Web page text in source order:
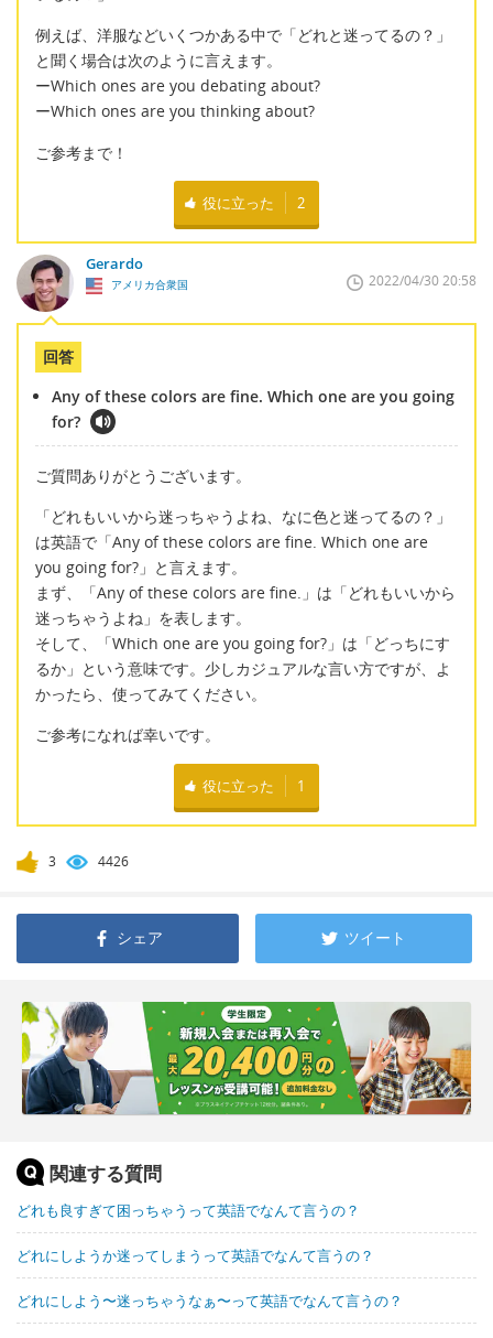
例えば、洋服などいくつかある中で「どれと迷ってるの？」
と聞く場合は次のように言えます。
ーWhich ones are you debating about?
ーWhich ones are you thinking about?
ご参考まで！
役に立った 2
Gerardo
アメリカ合衆国 2022/04/30 20:58
回答
Any of these colors are fine. Which one are you going
for?
ご質問ありがとうございます。
「どれもいいから迷っちゃうよね、なに色と迷ってるの？」
は英語で「Any of these colors are fine. Which one are
you going for?」と言えます。
まず、「Any of these colors are fine.」は「どれもいいから
迷っちゃうよね」を表します。
そして、「Which one are you going for?」は「どっちにす
るか」という意味です。少しカジュアルな言い方ですが、よ
かったら、使ってみてください。
ご参考になれば幸いです。
役に立った 1
3 4426
シェア ツイート
関連する質問
どれも良すぎて困っちゃうって英語でなんて言うの？
どれにしようか迷ってしまうって英語でなんて言うの？
どれにしよう〜迷っちゃうなぁ〜って英語でなんて言うの？